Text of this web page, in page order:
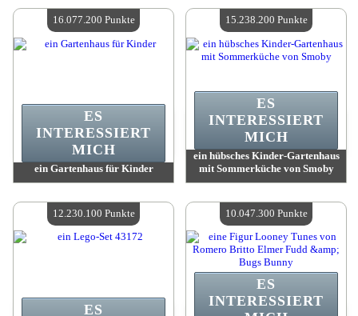
Verfügbare Menge:4
Verfügbare Menge:4
ein Gartenhaus für Kinder
Verfügbare Menge:4
ES
INTERESSIERT
MICH
16.077.200 Punkte
ein hübsches Kinder-Gartenhaus
mit Sommerküche von Smoby
Verfügbare Menge:4
ES
INTERESSIERT
MICH
15.238.200 Punkte
ES
12.230.100 Punkte
ES
INTERESSIERT
10.047.300 Punkte